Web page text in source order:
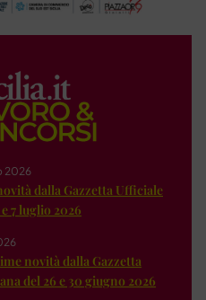
2026
dalla Gazzetta Ufficiale
7 luglio 2026
novità dalla Gazzetta
del 26 e 30 giugno 2026